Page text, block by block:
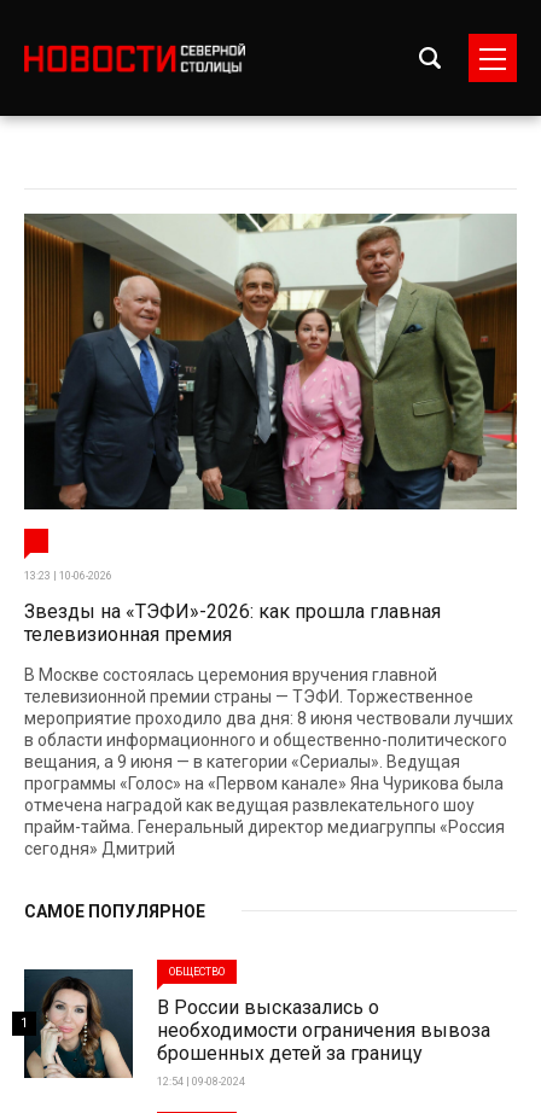
13:23 | 10-06-2026
Звезды на «ТЭФИ»-2026: как прошла главная
телевизионная премия
В Москве состоялась церемония вручения главной
телевизионной премии страны — ТЭФИ. Торжественное
мероприятие проходило два дня: 8 июня чествовали лучших
в области информационного и общественно-политического
вещания, а 9 июня — в категории «Сериалы». Ведущая
программы «Голос» на «Первом канале» Яна Чурикова была
отмечена наградой как ведущая развлекательного шоу
прайм-тайма. Генеральный директор медиагруппы «Россия
сегодня» Дмитрий
САМОЕ ПОПУЛЯРНОЕ
ОБЩЕСТВО
В России высказались о
необходимости ограничения вывоза
брошенных детей за границу
12:54 | 09-08-2024
1